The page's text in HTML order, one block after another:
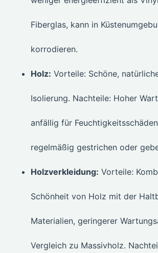
Fiberglas, kann in
korrodieren.
Holz: Vorteile: Schöne,
Isolierung. Nachteile: Hoher
anfällig für
regelmäßig gestrichen oder
Holzverkleidung: Vorteile:
Schönheit von Holz mit der
Materialien, geringerer
Vergleich zu Massivholz.